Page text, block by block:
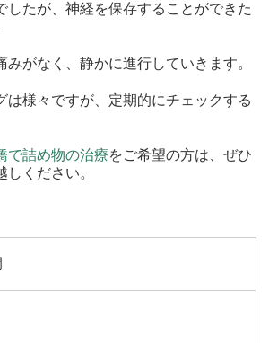
したが、神経を保存することができた
みがなく、静かに進行していきます。
は様々ですが、定期的にチェックする
で詰め物の治療をご希望の方は、ぜひ
ください。